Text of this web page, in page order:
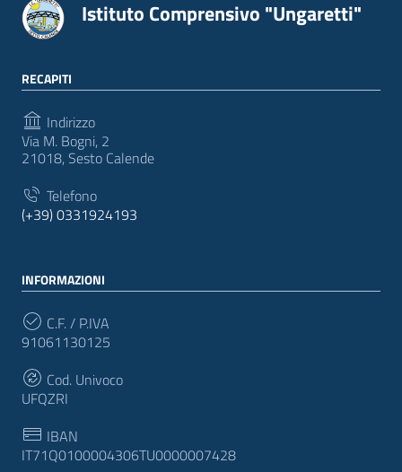
Istituto Comprensivo "Ungaretti"
RECAPITI
Indirizzo
Via M. Bogni, 2
21018, Sesto Calende
Telefono
(+39) 0331924193
INFORMAZIONI
C.F. / P.IVA
91061130125
Cod. Univoco
UFQZRI
IBAN
IT71Q0100004306TU0000007428